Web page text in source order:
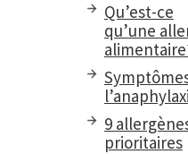
Qu’est-ce
qu’une
9
prioritaires